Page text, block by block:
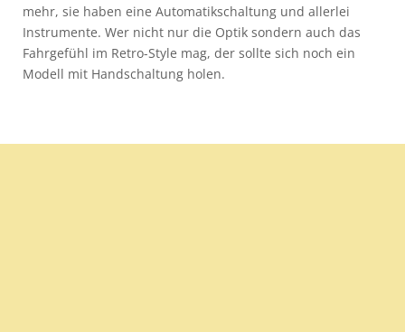
mehr, sie haben eine Automatikschaltung und allerlei
Instrumente. Wer nicht nur die Optik sondern auch das
Fahrgefühl im Retro-Style mag, der sollte sich noch ein
Modell mit Handschaltung holen.